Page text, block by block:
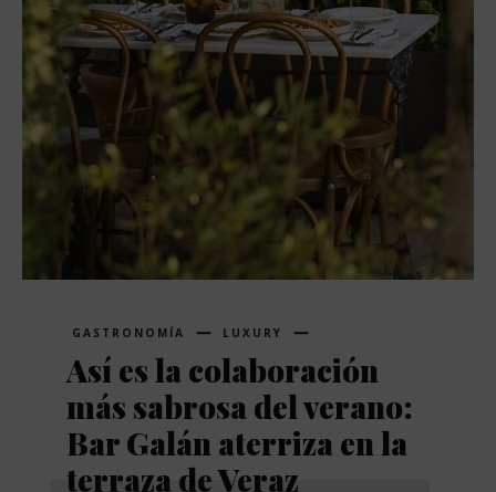
GASTRONOMÍA LUXURY
Así es la colaboración
más sabrosa del verano:
Bar Galán aterriza en la
terraza de Veraz